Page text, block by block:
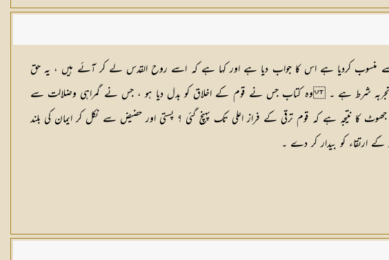
منسوب کردیا ہے اس کا جواب دیا ہے اور کہا ہے کہ اسے روح القدس لے کر آئے ہیں ، یہ حق
وتجربہ شرط ہے ۔ وہ کتاب جس نے قوم کے اخلاق کو بدل دیا ہو ، جس نے گمراہی وضلالت سے
کا نتیجہ ہے کہ قوم ترقی کے فراز اعلی تک پہنچ گئی ؟ پستی اور حضیض سے نکل کر ایمان کی بلند
ارتقاء کو بیدار کر دے ۔